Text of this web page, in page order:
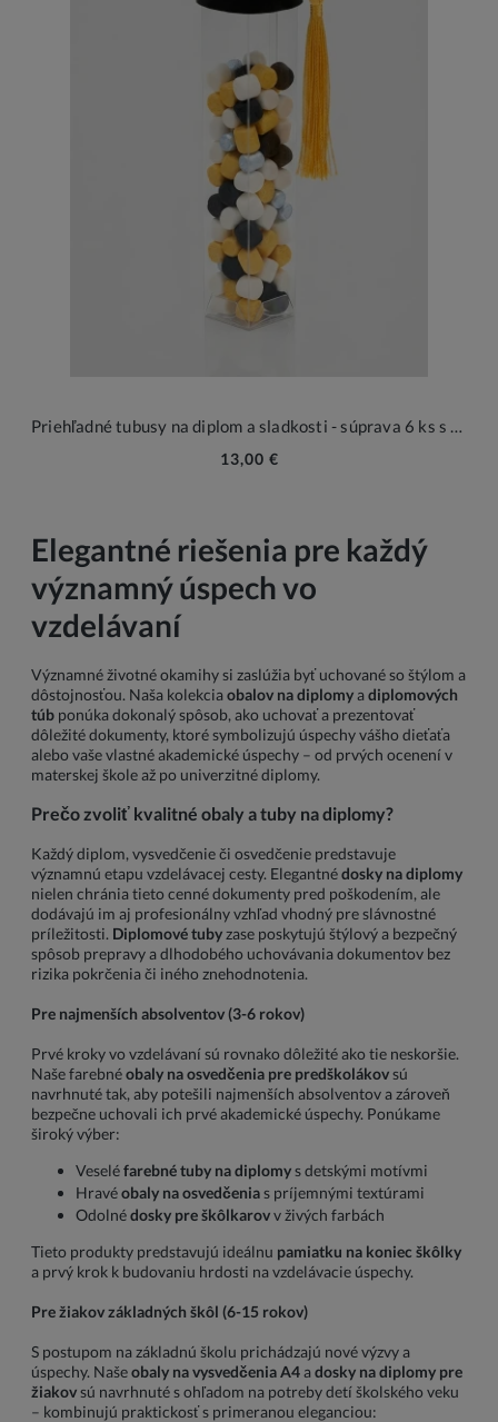
13,00 €
Elegantné riešenia pre každý
významný úspech vo
vzdelávaní
Významné životné okamihy si zaslúžia byť uchované so štýlom a
dôstojnosťou. Naša kolekciaobalov na diplomyadiplomových
túb ponúka dokonalý spôsob, ako uchovať a prezentovať
dôležité dokumenty, ktoré symbolizujú úspechy vášho dieťaťa
alebo vaše vlastné akademické úspechy – od prvých ocenení v
materskej škole až po univerzitné diplomy.
Prečo zvoliť kvalitné obaly a tuby na diplomy?
Každý diplom, vysvedčenie či osvedčenie predstavuje
významnú etapu vzdelávacej cesty. Elegantnédosky na diplomy
nielen chránia tieto cenné dokumenty pred poškodením, ale
dodávajú im aj profesionálny vzhľad vhodný pre slávnostné
príležitosti. Diplomové tubyzase poskytujú štýlový a bezpečný
spôsob prepravy a dlhodobého uchovávania dokumentov bez
rizika pokrčenia či iného znehodnotenia.
Pre najmenších absolventov (3-6 rokov)
Prvé kroky vo vzdelávaní sú rovnako dôležité ako tie neskoršie.
Naše farebnéobaly na osvedčenia pre predškolákovsú
navrhnuté tak, aby potešili najmenších absolventov a zároveň
bezpečne uchovali ich prvé akademické úspechy. Ponúkame
široký výber:
Veseléfarebné tuby na diplomys detskými motívmi
Hravéobaly na osvedčenias príjemnými textúrami
Odolnédosky pre škôlkarovv živých farbách
Tieto produkty predstavujú ideálnu pamiatku na koniec škôlky
a prvý krok k budovaniu hrdosti na vzdelávacie úspechy.
Pre žiakov základných škôl (6-15 rokov)
S postupom na základnú školu prichádzajú nové výzvy a
úspechy. Našeobaly na vysvedčenia A4adosky na diplomy pre
žiakovsú navrhnuté s ohľadom na potreby detí školského veku
– kombinujú praktickosť s primeranou eleganciou: